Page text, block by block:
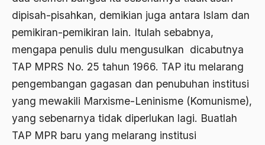
dipisah-pisahkan, demikian juga antara Islam dan
pemikiran-pemikiran lain. Itulah sebabnya,
mengapa penulis dulu mengusulkan dicabutnya
TAP MPRS No. 25 tahun 1966. TAP itu melarang
pengembangan gagasan dan penubuhan institusi
yang mewakili Marxisme-Leninisme (Komunisme),
yang sebenarnya tidak diperlukan lagi. Buatlah
TAP MPR baru yang melarang institusi
Amangkurat
Amar Ma'ruf Nahi Munkar
ambisi politik
Ambivalen
ambon